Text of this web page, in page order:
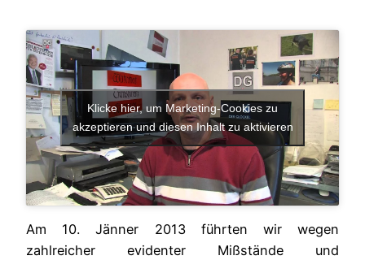
Klicke hier, um Marketing-Cookies zu
akzeptieren und diesen Inhalt zu aktivieren
Am 10. Jänner 2013 führten wir wegen
zahlreicher evidenter Mißstände und